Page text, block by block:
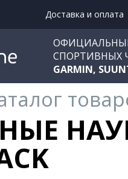
Доставка и оплата
СПОРТИВНЫХ
GARMIN,